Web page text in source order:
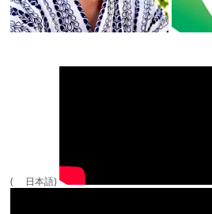
( 日本語)